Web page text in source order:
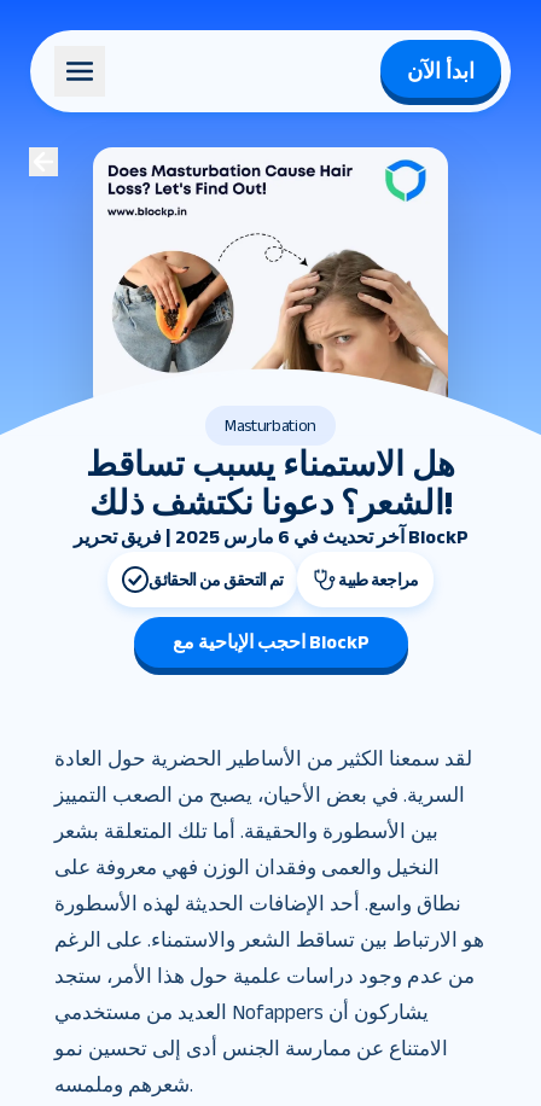
ابدأ الآن
Masturbation
هل الاستمناء يسبب تساقط
الشعر؟ دعونا نكتشف ذلك!
آخر تحديث في 6 مارس 2025 | فريق تحرير BlockP
تم التحقق من الحقائق مراجعة طبية
احجب الإباحية مع BlockP
لقد سمعنا الكثير من الأساطير الحضرية حول العادة
السرية. في بعض الأحيان، يصبح من الصعب التمييز
بين الأسطورة والحقيقة. أما تلك المتعلقة بشعر
النخيل والعمى وفقدان الوزن فهي معروفة على
نطاق واسع. أحد الإضافات الحديثة لهذه الأسطورة
هو الارتباط بين تساقط الشعر والاستمناء. على الرغم
من عدم وجود دراسات علمية حول هذا الأمر، ستجد
العديد من مستخدمي Nofappers يشاركون أن
الامتناع عن ممارسة الجنس أدى إلى تحسين نمو
شعرهم وملمسه.